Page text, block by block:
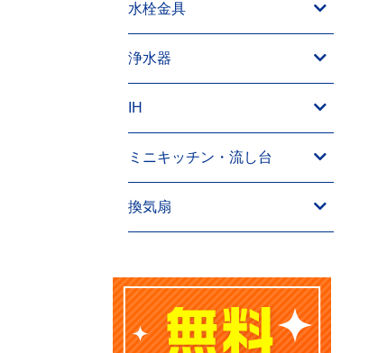
水栓金具
浄水器
IH
ミニキッチン・流し台
換気扇